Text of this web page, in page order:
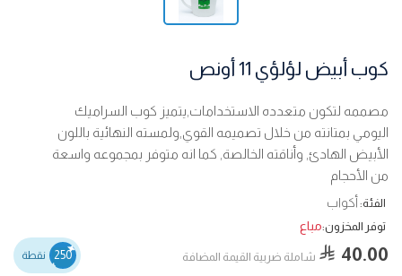
كوب أبيض لؤلؤي 11 أونص
مصممه لتكون متعدده الاستخدامات,يتميز كوب السراميك
اليومي بمتانته من خلال تصميمه القوي,ولمسته النهائية باللون
الأبيض الهادئ, وأناقته الخالصة, كما انه متوفر بمجموعه واسعة
من الأحجام
الفئة: أكواب
توفر المخزون:مباع
40.00 شاملة ضربية القيمة المضافة 250 نقطة